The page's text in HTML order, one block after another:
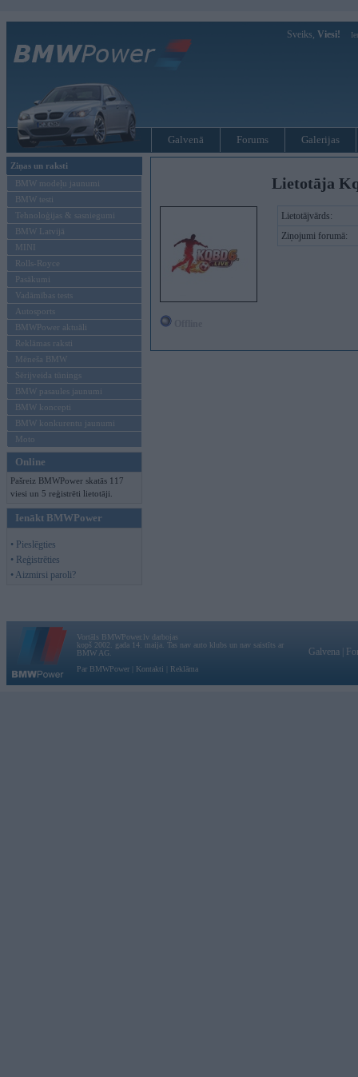
Sveiks, Viesi!
Galvenā Forums Galerijas
Ziņas un raksti
BMW modeļu jaunumi
BMW testi
Tehnoloģijas & sasniegumi
BMW Latvijā
MINI
Rolls-Royce
Pasākumi
Vadāmības tests
Autosports
BMWPower aktuāli
Reklāmas raksti
Mēneša BMW
Sērijveida tūnings
BMW pasaules jaunumi
BMW koncepti
BMW konkurentu jaunumi
Moto
Online
Pašreiz BMWPower skatās 117
viesi un 5 reģistrēti lietotāji.
Ienākt BMWPower
• Pieslēgties
• Reģistrēties
• Aizmirsi paroli?
Lietotāja
Lietotājvārds:
Ziņojumi forumā:
Vortāls BMWPower.lv darbojas
kopš 2002. gada 14. maija. Tas nav auto klubs un nav saistīts ar
BMW AG.
Par BMWPower
Kontakti Reklāma
Galvena